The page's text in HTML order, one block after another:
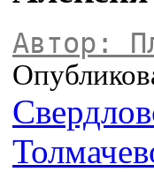
Автор: